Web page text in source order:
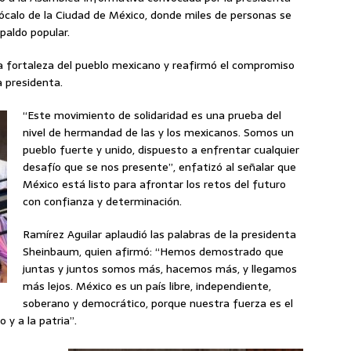
de la Ciudad de México, donde miles de personas se
popular.
del pueblo mexicano y reafirmó el compromiso
presidenta.
“Este movimiento de solidaridad es una prueba del
nivel de hermandad de las y los mexicanos. Somos un
pueblo fuerte y unido, dispuesto a enfrentar cualquier
desafío que se nos presente”, enfatizó al señalar que
México está listo para afrontar los retos del futuro
con confianza y determinación.
Ramírez Aguilar aplaudió las palabras de la presidenta
Sheinbaum, quien afirmó: “Hemos demostrado que
juntas y juntos somos más, hacemos más, y llegamos
más lejos. México es un país libre, independiente,
soberano y democrático, porque nuestra fuerza es el
y a la patria”.